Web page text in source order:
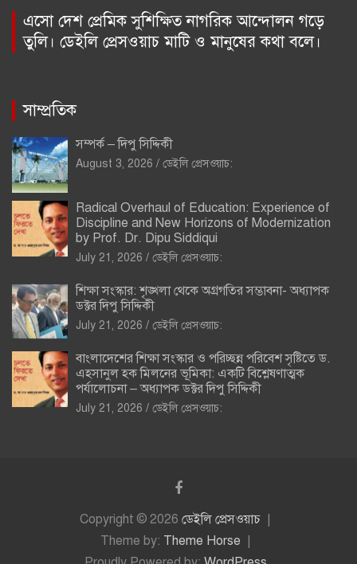
এসো দেশ প্রেমিক সুশিক্ষিত নাগরিক আন্দোলন গড়ে
তুলি। ডেইলি প্রেসওয়াচ মাটি ও মানুষের কথা বলে।
সাম্প্রতিক
সম্পর্ক – দিপু সিদ্দিকী
August 3, 2026 ডেইলি প্রেসওয়াচ:
Radical Overhaul of Education: Experience of
Discipline and New Horizons of Modernization
by Prof. Dr. Dipu Siddiqui
July 21, 2026 ডেইলি প্রেসওয়াচ:
শিক্ষা সংস্কার: শৃঙ্খলা থেকে অগ্রগতির সম্ভাবনা- অধ্যাপক
ডক্টর দিপু সিদ্দিকী
July 21, 2026 ডেইলি প্রেসওয়াচ:
বাংলাদেশের শিক্ষা সংস্কার ও পরিচ্ছন্ন পরিবেশ সৃষ্টিতে ড.
এহসানুল হক মিলনের ভূমিকা: একটি বিশ্লেষণাত্মক
পর্যালোচনা – অধ্যাপক ডক্টর দিপু সিদ্দিকী
July 21, 2026 ডেইলি প্রেসওয়াচ:
Copyright © 2026 ডেইলি প্রেসওয়াচ
Theme by: Theme Horse